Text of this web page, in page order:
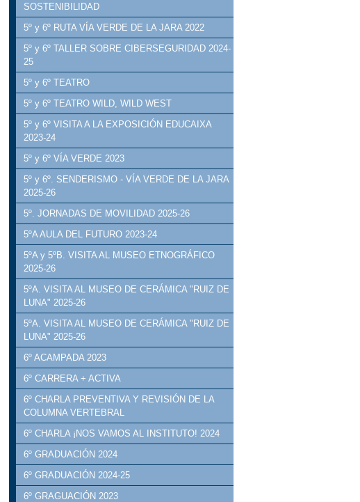
SOSTENIBILIDAD
5º y 6º RUTA VÍA VERDE DE LA JARA 2022
5º y 6º TALLER SOBRE CIBERSEGURIDAD 2024-
25
5º y 6º TEATRO
5º y 6º TEATRO WILD, WILD WEST
5º y 6º VISITA A LA EXPOSICIÓN EDUCAIXA
2023-24
5º y 6º VÍA VERDE 2023
5º y 6º. SENDERISMO - VÍA VERDE DE LA JARA
2025-26
5º. JORNADAS DE MOVILIDAD 2025-26
5ºA AULA DEL FUTURO 2023-24
5ºA y 5ºB. VISITA AL MUSEO ETNOGRÁFICO
2025-26
5ºA. VISITA AL MUSEO DE CERÁMICA "RUIZ DE
LUNA" 2025-26
5ºA. VISITA AL MUSEO DE CERÁMICA "RUIZ DE
LUNA" 2025-26
6º ACAMPADA 2023
6º CARRERA + ACTIVA
6º CHARLA PREVENTIVA Y REVISIÓN DE LA
COLUMNA VERTEBRAL
6º CHARLA ¡NOS VAMOS AL INSTITUTO! 2024
6º GRADUACIÓN 2024
6º GRADUACIÓN 2024-25
6º GRAGUACIÓN 2023